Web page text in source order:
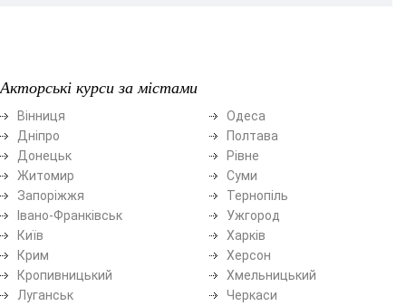
Акторські курси за містами
Вінниця
Дніпро
Донецьк
Житомир
Запоріжжя
Івано-Франківськ
Київ
Крим
Кропивницький
Луганськ
Одеса
Полтава
Рівне
Суми
Тернопіль
Ужгород
Харків
Херсон
Хмельницький
Черкаси